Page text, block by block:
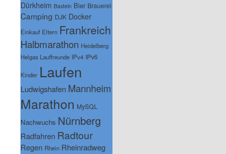
Dürkheim Basteln Bier Brauerei
Camping DJK Docker
Einkauf Eltern Frankreich
Halbmarathon Heidelberg
Helgas Lauffreunde IPv4 IPv6
Kinder Laufen
Ludwigshafen Mannheim
Marathon MySQL
Nachwuchs Nürnberg
Radfahren Radtour
Regen Rhein Rheinradweg